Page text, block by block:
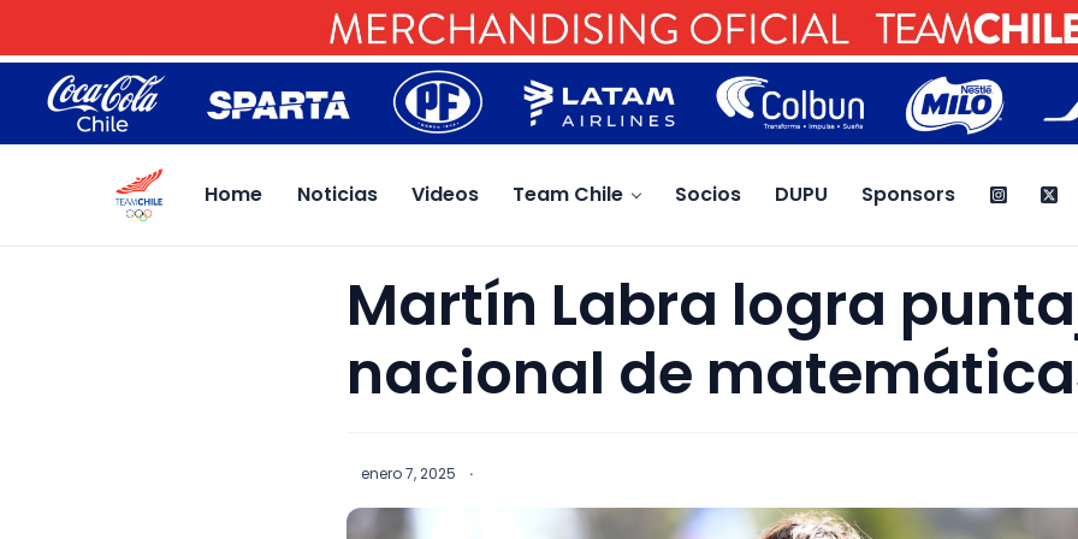
Home Noticias Videos Team Chile Socios DUPU Sponsors
Martín Labra logra
nacional de
enero 7, 2025 ·